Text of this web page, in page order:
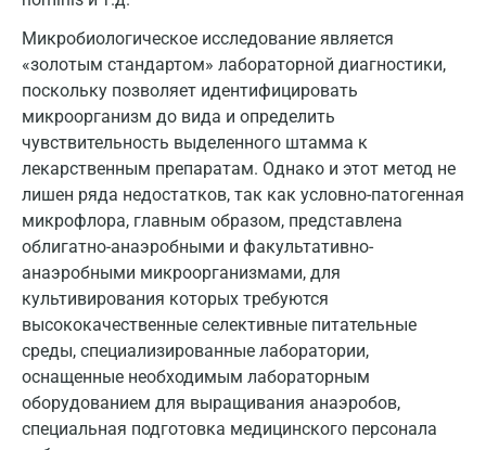
Микробиологическое исследование является
«золотым стандартом» лабораторной диагностики,
поскольку позволяет идентифицировать
микроорганизм до вида и определить
чувствительность выделенного штамма к
лекарственным препаратам. Однако и этот метод не
лишен ряда недостатков, так как условно-патогенная
микрофлора, главным образом, представлена
облигатно-анаэробными и факультативно-
анаэробными микроорганизмами, для
культивирования которых требуются
высококачественные селективные питательные
среды, специализированные лаборатории,
оснащенные необходимым лабораторным
оборудованием для выращивания анаэробов,
специальная подготовка медицинского персонала
Пушкин
Пушкино
Пятигорск
Раменское
Реутов
Ростов-на-Дону
Рыбинск
Рязань
Самара